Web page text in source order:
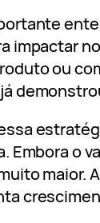
impactar
ou
Embora o
maior.